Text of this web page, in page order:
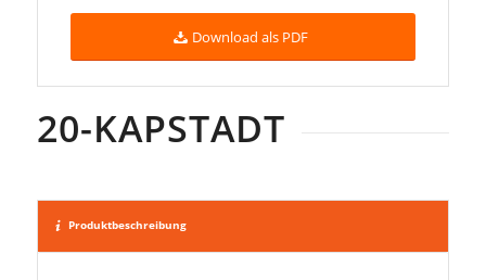
Download als PDF
20-KAPSTADT
Produktbeschreibung